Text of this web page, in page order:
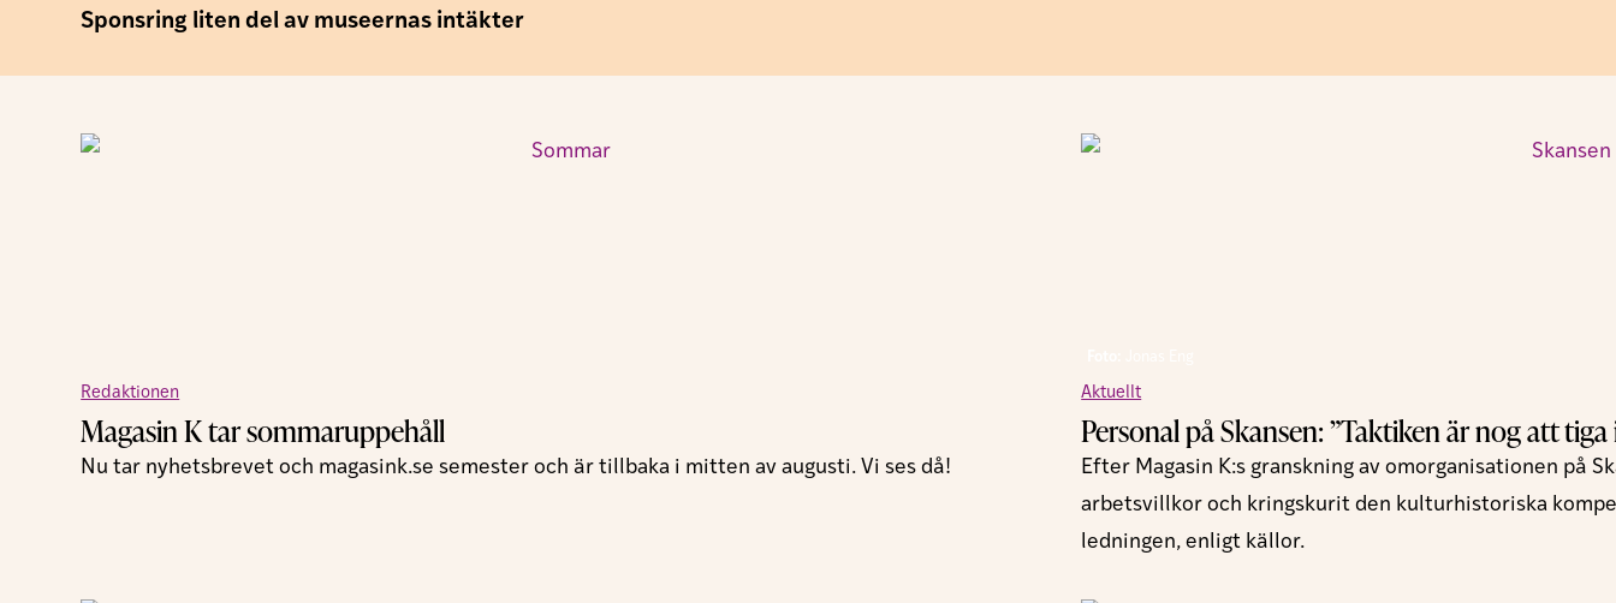
Sponsring liten del av museernas intäkter
Redaktionen
Magasin K tar sommaruppehåll
Nu tar nyhetsbrevet och magasink.se semester och är tillbaka i mitten av augusti. Vi ses då!
Aktuellt
Personal på Skansen: ”Taktiken är nog att
Efter Magasin K:s granskning av omorganisationen på
arbetsvillkor och kringskurit den kulturhistoriska
ledningen, enligt källor.